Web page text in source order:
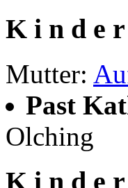
K i n d e
Mutter:
Past
Olching
K i n d e